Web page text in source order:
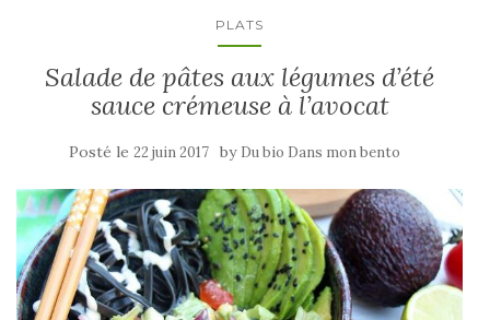
PLATS
Salade de pâtes aux légumes d’été
sauce crémeuse à l’avocat
Posté le 22 juin 2017 by Du bio Dans mon bento